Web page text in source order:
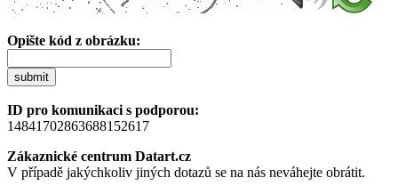
Opište kód z obrázku:
submit
ID pro komunikaci s podporou:
14841702863688152617
Zákaznické centrum Datart.cz
V případě jakýchkoliv jiných dotazů se na nás neváhejte obrátit.